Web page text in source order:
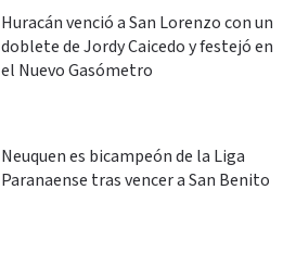
Huracán venció a San Lorenzo con un
doblete de Jordy Caicedo y festejó en
el Nuevo Gasómetro
Neuquen es bicampeón de la Liga
Paranaense tras vencer a San Benito